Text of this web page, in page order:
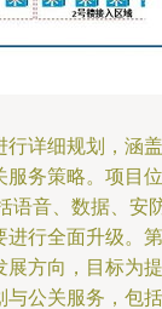
行详细规划，涵盖
服务策略。项目位
语音、数据、安
进行全面升级。第
展方向，目标为提
与公关服务，包括